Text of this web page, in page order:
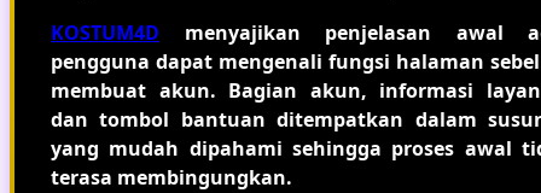
KOSTUM4D menyajikan penjelasan awal
pengguna dapat mengenali fungsi halaman
membuat akun. Bagian akun, informasi
dan tombol bantuan ditempatkan dalam
yang mudah dipahami sehingga proses awal
terasa membingungkan.